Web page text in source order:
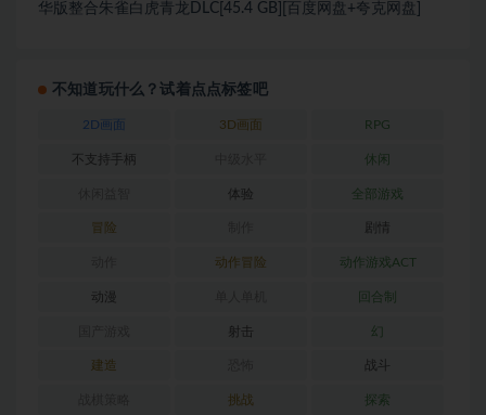
华版整合朱雀白虎青龙DLC[45.4 GB][百度网盘+夸克网盘]
不知道玩什么？试着点点标签吧
2D画面 3D画面 RPG
不支持手柄 休闲
体验 全部游戏
冒险 剧情
动作冒险 动作游戏ACT
动漫 回合制
射击 幻
建造 战斗
挑战 探索